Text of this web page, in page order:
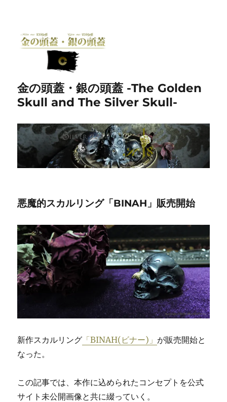
金の頭蓋・銀の頭蓋 -The Golden
Skull and The Silver Skull-
悪魔的スカルリング「BINAH」販売開始
新作スカルリング 「BINAH(ビナー)」 が販売開始と
なった。
この記事では、本作に込められたコンセプトを公式
サイト未公開画像と共に綴っていく。